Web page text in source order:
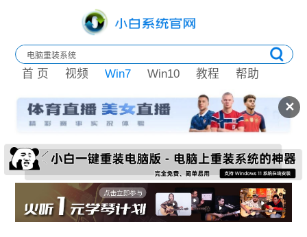
✕
首 页 视频 Win7 Win10 教程 帮助